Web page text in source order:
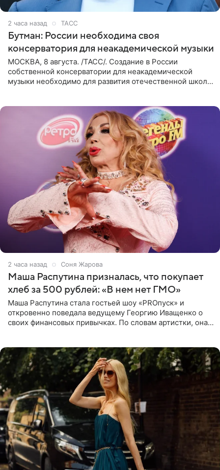
2 часа назад ТАСС
Бутман: России необходима своя
консерватория для неакадемической музыки
МОСКВА, 8 августа. /ТАСС/. Создание в России
собственной консерватории для неакадемической
музыки необходимо для развития отечественной школы
2 часа назад Соня Жарова
Маша Распутина призналась, что покупает
хлеб за 500 рублей: «В нем нет ГМО»
Маша Распутина стала гостьей шоу «PROпуск» и
откровенно поведала ведущему Георгию Иващенко о
своих финансовых привычках. По словам артистки, она